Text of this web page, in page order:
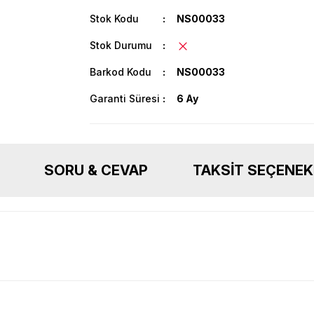
Stok Kodu NS00033
Stok Durumu
Barkod Kodu NS00033
Garanti Süresi 6 Ay
SORU & CEVAP TAKSIT